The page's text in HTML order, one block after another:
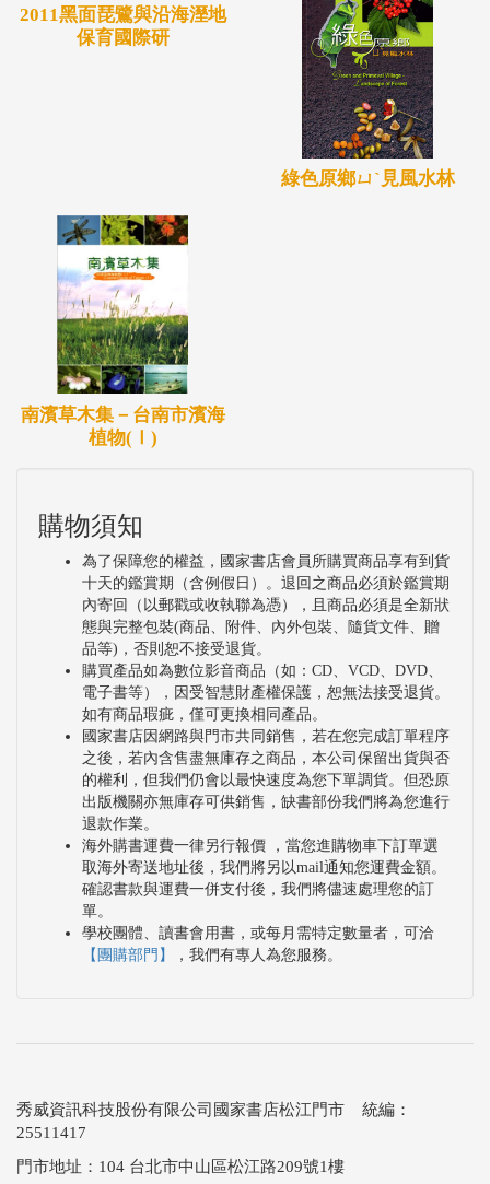
2011黑面琵鷺與沿海溼地
保育國際研
綠色原鄉ㄩˋ見風水林
南濱草木集－台南市濱海
植物(Ⅰ)
購物須知
為了保障您的權益，國家書店會員所購買商品享有到貨
十天的鑑賞期（含例假日）。退回之商品必須於鑑賞期
內寄回（以郵戳或收執聯為憑），且商品必須是全新狀
態與完整包裝(商品、附件、內外包裝、隨貨文件、贈
品等)，否則恕不接受退貨。
購買產品如為數位影音商品（如：CD、VCD、DVD、
電子書等），因受智慧財產權保護，恕無法接受退貨。
如有商品瑕疵，僅可更換相同產品。
國家書店因網路與門市共同銷售，若在您完成訂單程序
之後，若內含售盡無庫存之商品，本公司保留出貨與否
的權利，但我們仍會以最快速度為您下單調貨。但恐原
出版機關亦無庫存可供銷售，缺書部份我們將為您進行
退款作業。
海外購書運費一律另行報價 ，當您進購物車下訂單選
取海外寄送地址後，我們將另以mail通知您運費金額。
確認書款與運費一併支付後，我們將儘速處理您的訂
單。
學校團體、讀書會用書，或每月需特定數量者，可洽
【團購部門】
，我們有專人為您服務。
秀威資訊科技股份有限公司國家書店松江門市 統編：
25511417
門市地址：104 台北市中山區松江路209號1樓